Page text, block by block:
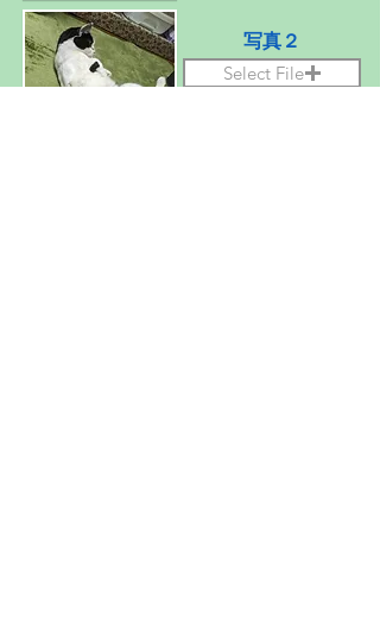
写真２
Select File